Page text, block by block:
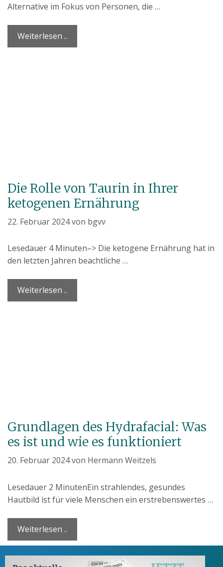
Alternative im Fokus von Personen, die …
Weiterlesen ..
Die Rolle von Taurin in Ihrer
ketogenen Ernährung
22. Februar 2024von bgvv
Lesedauer 4 Minuten–> Die ketogene Ernährung hat in
den letzten Jahren beachtliche …
Weiterlesen ..
Grundlagen des Hydrafacial: Was
es ist und wie es funktioniert
20. Februar 2024von Hermann Weitzels
Lesedauer 2 MinutenEin strahlendes, gesundes
Hautbild ist für viele Menschen ein erstrebenswertes …
Weiterlesen ..